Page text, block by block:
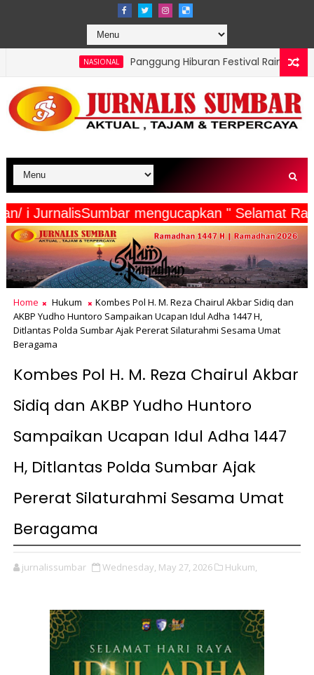
Panggung Hiburan Festival Raimuti 2026 Meriahkan
i JurnalisSumbar mengucapkan "
Home Hukum
Kombes Pol H. M. Reza Chairul Akbar Sidiq dan
AKBP Yudho Huntoro Sampaikan Ucapan Idul Adha 1447 H,
Ditlantas Polda Sumbar Ajak Pererat Silaturahmi Sesama Umat
Beragama
Kombes Pol H. M. Reza Chairul Akbar
Sidiq dan AKBP Yudho Huntoro
Sampaikan Ucapan Idul Adha 1447
H, Ditlantas Polda Sumbar Ajak
Pererat Silaturahmi Sesama Umat
Beragama
jurnalissumbar Wednesday, May 27, 2026 Hukum,